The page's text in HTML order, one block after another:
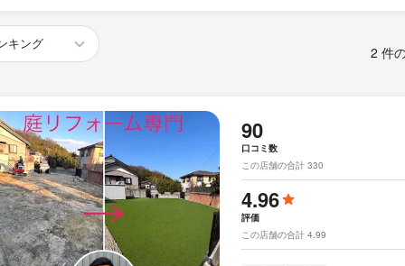
2 件
90
口コミ数
この店舗の合計 330
4.96
評価
この店舗の合計 4.99